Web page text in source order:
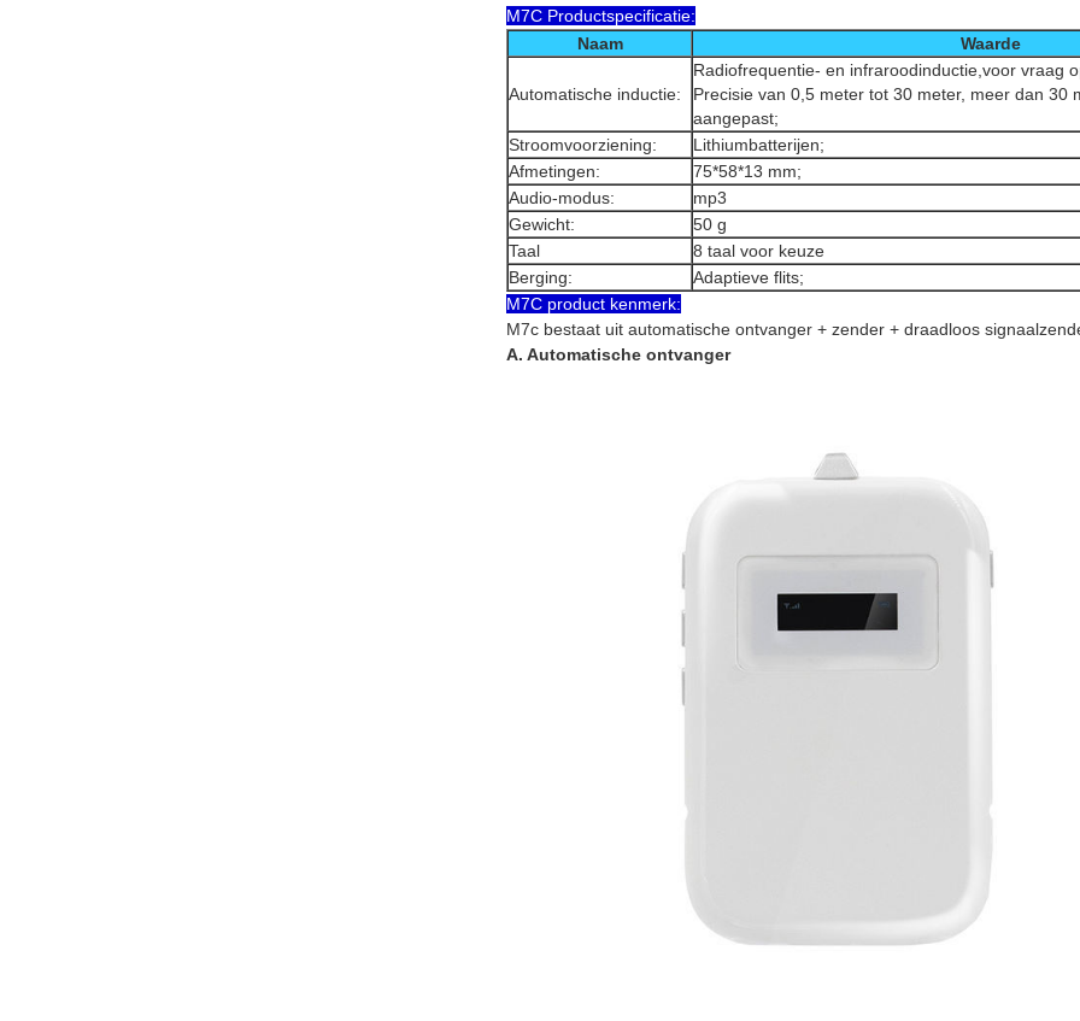
M7C Productspecificatie:
Naam
Waarde
Automatische inductie:
Radiofrequentie- en infraroodinductie,voor vraag
Precisie van 0,5 meter tot 30 meter, meer dan 30
aangepast;
Stroomvoorziening:
Lithiumbatterijen;
Afmetingen:
75*58*13 mm;
Audio-modus:
mp3
Gewicht:
50 g
Taal
8 taal voor keuze
Berging:
Adaptieve flits;
M7C product kenmerk:
M7c bestaat uit automatische ontvanger + zender + draadloos
A. Automatische ontvanger